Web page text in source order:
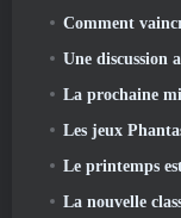
Comment
Une discussion avec le
La prochaine mise à
Les jeux
Le printemps est
La nouvelle classe